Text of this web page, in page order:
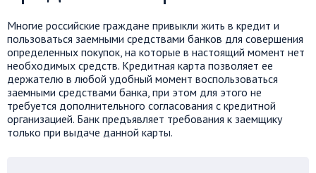
Многие российские граждане привыкли жить в кредит и
пользоваться заемными средствами банков для совершения
определенных покупок, на которые в настоящий момент нет
необходимых средств. Кредитная карта позволяет ее
держателю в любой удобный момент воспользоваться
заемными средствами банка, при этом для этого не
требуется дополнительного согласования с кредитной
организацией. Банк предъявляет требования к заемщику
только при выдаче данной карты.